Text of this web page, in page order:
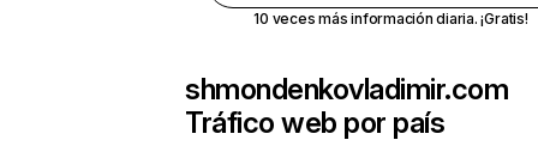
10 veces más información diaria. ¡Gratis!
shmondenkovladimir.com
Tráfico web por país